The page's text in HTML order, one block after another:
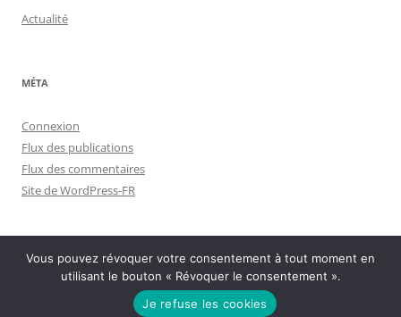
Actualité
MÉTA
Connexion
Flux des publications
Flux des commentaires
Site de WordPress-FR
Politique de confidentialité Fièrement propulsé par WordPress
Vous pouvez révoquer votre consentement à tout moment en
utilisant le bouton « Révoquer le consentement ».
Je refuse les cookies